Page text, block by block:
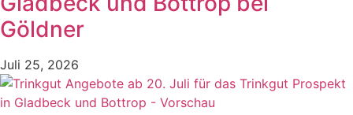
Göldner
Juli 25, 2026